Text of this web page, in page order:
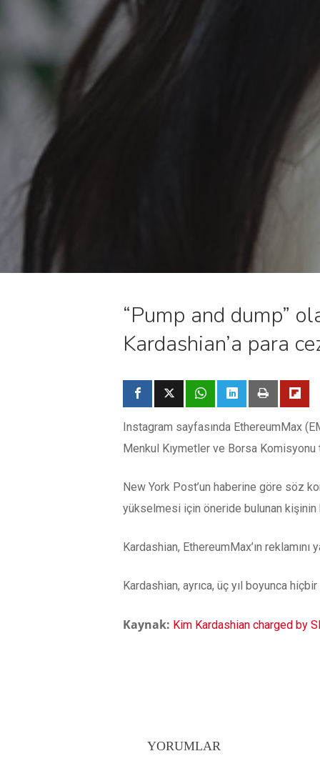
“Pump and dump”
Kardashian’a para
Instagram sayfasında EthereumMax
Menkul Kıymetler ve Borsa Komisyonu
New York Post’un haberine göre söz
yükselmesi için öneride bulunan
Kardashian, EthereumMax’ın reklamını
Kardashian, ayrıca, üç yıl boyunca
Kaynak: Kim Kardashian charged by
YORUMLAR